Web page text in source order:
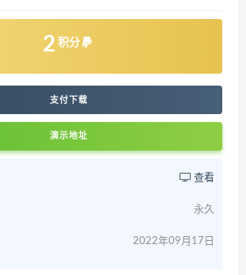
2 积分
支付下载
演示地址
查看
永久
2022年09月17日